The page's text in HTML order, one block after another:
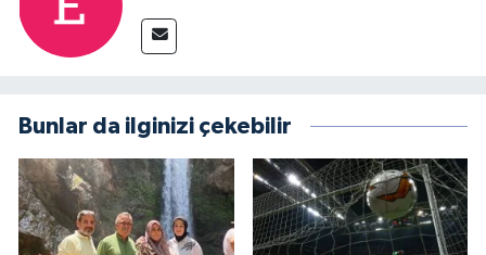
Bunlar da ilginizi çekebilir